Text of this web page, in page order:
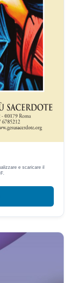
e scaricare il